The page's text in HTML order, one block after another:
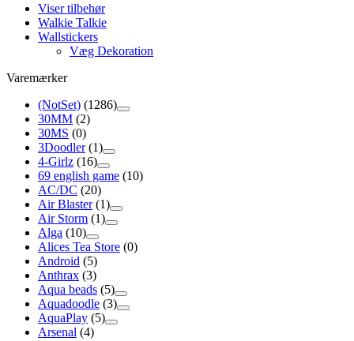
Viser tilbehør
Walkie Talkie
Wallstickers
Væg Dekoration
Varemærker
(NotSet) (1286)
30MM (2)
30MS (0)
3Doodler (1)
4-Girlz (16)
69 english game (10)
AC/DC (20)
Air Blaster (1)
Air Storm (1)
Alga (10)
Alices Tea Store (0)
Android (5)
Anthrax (3)
Aqua beads (5)
Aquadoodle (3)
AquaPlay (5)
Arsenal (4)